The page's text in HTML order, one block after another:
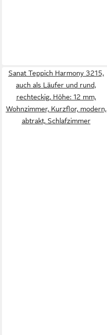
Sanat Teppich Harmony 3215,
auch als Läufer und rund,
rechteckig, Höhe: 12 mm,
Wohnzimmer, Kurzflor, modern,
abtrakt, Schlafzimmer